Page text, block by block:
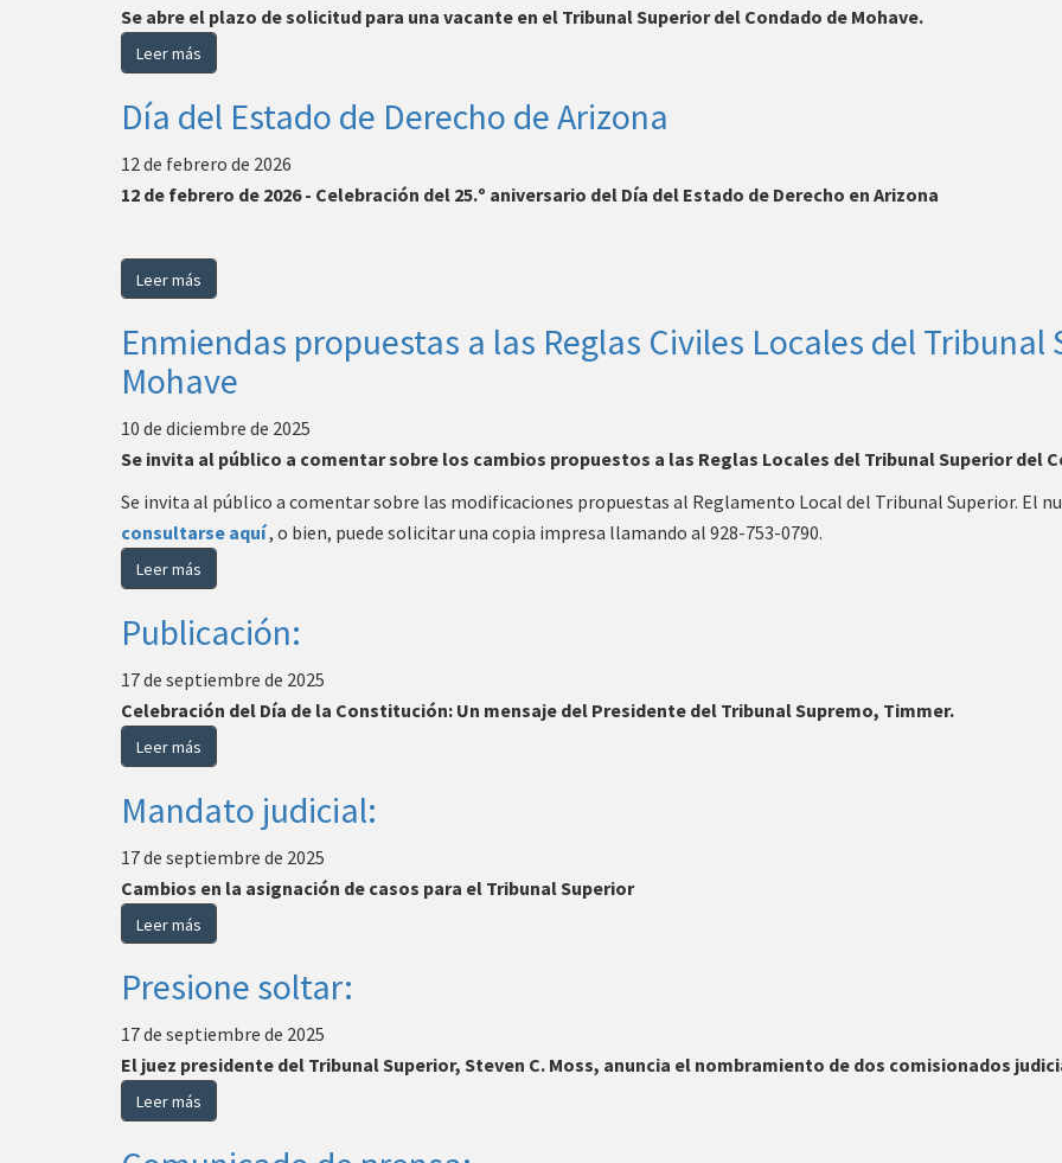
Se abre el plazo de solicitud para una vacante en el Tribunal Superior del Condado de Mohave.
Leer más
Día del Estado de Derecho de Arizona
12 de febrero de 2026
12 de febrero de 2026 - Celebración del 25.º aniversario del Día del Estado de Derecho en Arizona
Leer más
Enmiendas propuestas a las Reglas Civiles Locales del
Mohave
10 de diciembre de 2025
Se invita al público a comentar sobre los cambios propuestos a las Reglas Locales del Tribunal Superior del
Se invita al público a comentar sobre las modificaciones propuestas al Reglamento Local del Tribunal Superior. El
consultarse aquí, o bien, puede solicitar una copia impresa llamando al 928-753-0790.
Leer más
Publicación:
17 de septiembre de 2025
Celebración del Día de la Constitución: Un mensaje del Presidente del Tribunal Supremo, Timmer.
Leer más
Mandato judicial:
17 de septiembre de 2025
Cambios en la asignación de casos para el Tribunal Superior
Leer más
Presione soltar:
17 de septiembre de 2025
El juez presidente del Tribunal Superior, Steven C. Moss, anuncia el nombramiento de dos comisionados
Leer más